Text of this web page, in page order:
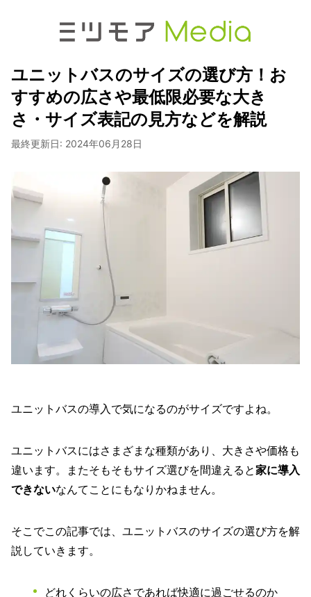
ユニットバスのサイズの選び方！お
すすめの広さや最低限必要な大き
さ・サイズ表記の見方などを解説
最終更新日: 2024年06月28日
ユニットバスの導入で気になるのがサイズですよね。
ユニットバスにはさまざまな種類があり、大きさや価格も
違います。またそもそもサイズ選びを間違えると家に導入
できないなんてことにもなりかねません。
そこでこの記事では、ユニットバスのサイズの選び方を解
説していきます。
どれくらいの広さであれば快適に過ごせるのか